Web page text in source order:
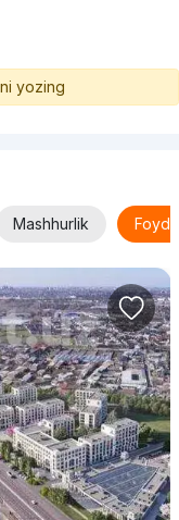
yozing
Mashhurlik